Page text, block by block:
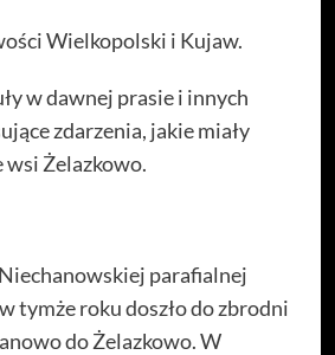
Wielkopolski i Kujaw.
w dawnej prasie i innych
zdarzenia, jakie miały
wsi Żelazkowo.
parafialnej
tymże roku doszło do zbrodni
do Żelazkowo. W